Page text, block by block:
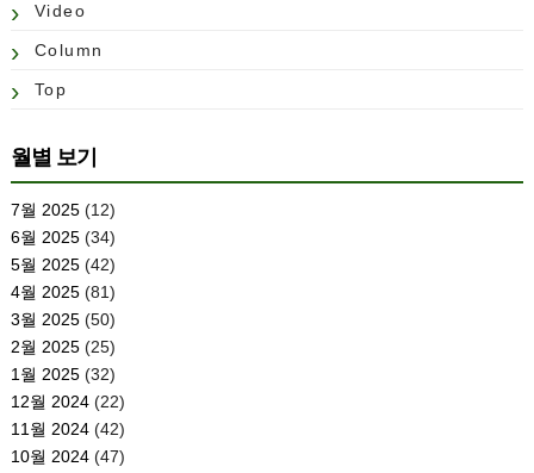
Video
Column
Top
월별 보기
7월 2025(12)
6월 2025(34)
5월 2025(42)
4월 2025(81)
3월 2025(50)
2월 2025(25)
1월 2025(32)
12월 2024(22)
11월 2024(42)
10월 2024(47)